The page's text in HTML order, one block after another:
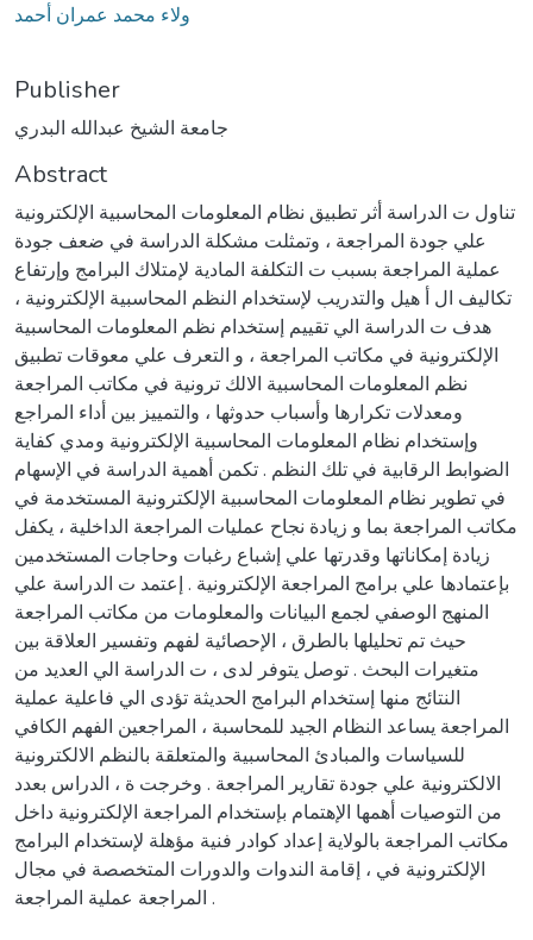
ولاء محمد عمران أحمد
Publisher
جامعة الشيخ عبدالله البدري
Abstract
تناول ت الدراسة أثر تطبيق نظام المعلومات المحاسبية الإلكترونية
علي جودة المراجعة ، وتمثلت مشكلة الدراسة في ضعف جودة
عملية المراجعة بسبب ت التكلفة المادية لإمتلاك البرامج وإرتفاع
تكاليف ال أ هيل والتدريب لإستخدام النظم المحاسبية الإلكترونية ،
هدف ت الدراسة الي تقييم إستخدام نظم المعلومات المحاسبية
الإلكترونية في مكاتب المراجعة ، و التعرف علي معوقات تطبيق
نظم المعلومات المحاسبية الالك ترونية في مكاتب المراجعة
ومعدلات تكرارها وأسباب حدوثها ، والتمييز بين أداء المراجع
وإستخدام نظام المعلومات المحاسبية الإلكترونية ومدي كفاية
الضوابط الرقابية في تلك النظم . تكمن أهمية الدراسة في الإسهام
في تطوير نظام المعلومات المحاسبية الإلكترونية المستخدمة في
مكاتب المراجعة بما و زيادة نجاح عمليات المراجعة الداخلية ، يكفل
زيادة إمكاناتها وقدرتها علي إشباع رغبات وحاجات المستخدمين
بإعتمادها علي برامج المراجعة الإلكترونية . إعتمد ت الدراسة علي
المنهج الوصفي لجمع البيانات والمعلومات من مكاتب المراجعة
حيث تم تحليلها بالطرق ، الإحصائية لفهم وتفسير العلاقة بين
متغيرات البحث . توصل يتوفر لدى ، ت الدراسة الي العديد من
النتائج منها إستخدام البرامج الحديثة تؤدى الي فاعلية عملية
المراجعة يساعد النظام الجيد للمحاسبة ، المراجعين الفهم الكافي
للسياسات والمبادئ المحاسبية والمتعلقة بالنظم الالكترونية
الالكترونية علي جودة تقارير المراجعة . وخرجت ة ، الدراس بعدد
من التوصيات أهمها الإهتمام بإستخدام المراجعة الإلكترونية داخل
مكاتب المراجعة بالولاية إعداد كوادر فنية مؤهلة لإستخدام البرامج
الإلكترونية في ، إقامة الندوات والدورات المتخصصة في مجال
المراجعة عملية المراجعة .